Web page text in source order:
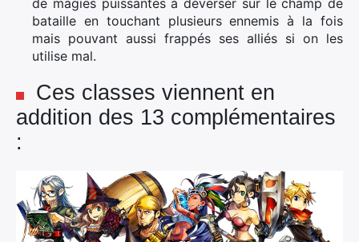
de magies puissantes à déverser sur le champ de
bataille en touchant plusieurs ennemis à la fois
mais pouvant aussi frappés ses alliés si on les
utilise mal.
Ces classes viennent en
addition des 13 complémentaires
: